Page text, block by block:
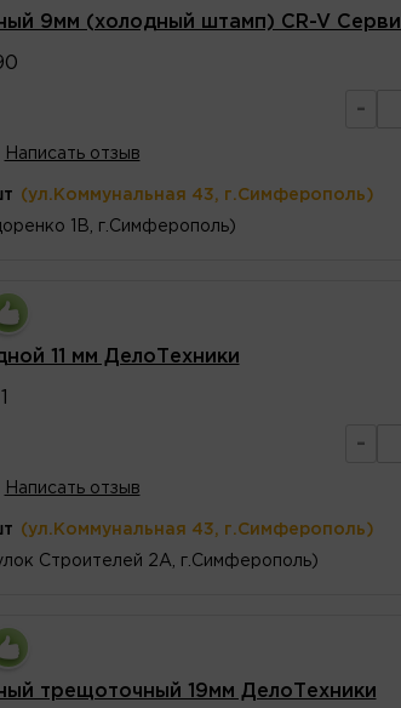
9мм (холодный штамп) CR-V
-
Написать отзыв
(ул.Коммунальная 43, г.Симферополь)
1В, г.Симферополь)
11 мм ДелоТехники
-
Написать отзыв
(ул.Коммунальная 43, г.Симферополь)
Строителей 2А, г.Симферополь)
трещоточный 19мм ДелоТехники